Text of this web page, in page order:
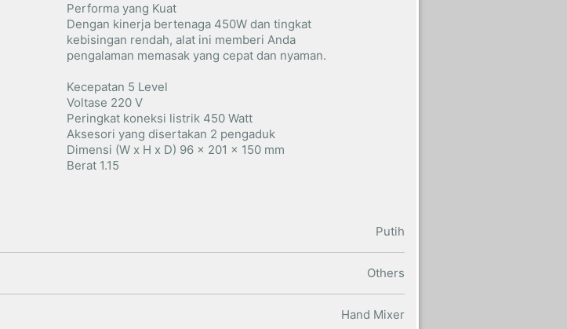
Performa yang Kuat
Dengan kinerja bertenaga 450W dan tingkat
kebisingan rendah, alat ini memberi Anda
pengalaman memasak yang cepat dan nyaman.
Kecepatan 5 Level
Voltase 220 V
Peringkat koneksi listrik 450 Watt
Aksesori yang disertakan 2 pengaduk
Dimensi (W x H x D) 96 x 201 x 150 mm
Berat 1.15
Putih
Others
Hand Mixer